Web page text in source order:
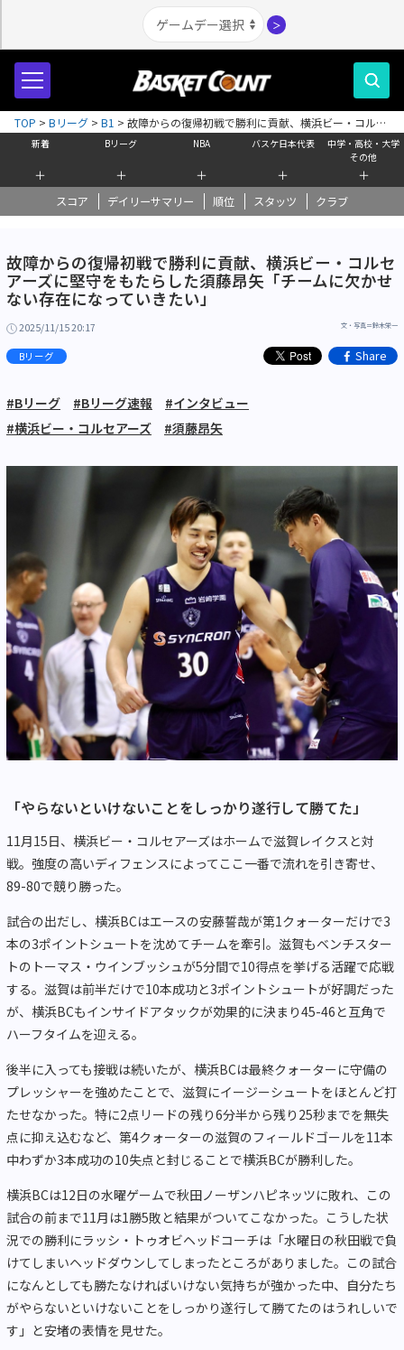
＞
新着
＋
Bリーグ
＋
NBA
＋
バスケ日本代表
＋
中学・高校・大学
その他
＋
スコア デイリーサマリー 順位 スタッツ クラブ
TOP > Bリーグ > B1 > 故障からの復帰初戦で勝利に貢献、横浜ビー・コルセ
アーズに堅守をもたらした須藤昂矢「チームに欠かせない存在になっていき
たい」
故障からの復帰初戦で勝利に貢献、横浜ビー・コルセ
アーズに堅守をもたらした須藤昂矢「チームに欠かせ
ない存在になっていきたい」
2025/11/15 20:17 文・写真＝鈴木栄一
Bリーグ Share
#Bリーグ #Bリーグ速報
#インタビュー
#横浜ビー・コルセアーズ
#須藤昂矢
「やらないといけないことをしっかり遂行して勝てた」
11月15日、横浜ビー・コルセアーズはホームで滋賀レイクスと対
戦。強度の高いディフェンスによってここ一番で流れを引き寄せ、
89-80で競り勝った。
試合の出だし、横浜BCはエースの安藤誓哉が第1クォーターだけで3
本の3ポイントシュートを沈めてチームを牽引。滋賀もベンチスター
トのトーマス・ウインブッシュが5分間で10得点を挙げる活躍で応戦
する。滋賀は前半だけで10本成功と3ポイントシュートが好調だった
が、横浜BCもインサイドアタックが効果的に決まり45-46と互角で
ハーフタイムを迎える。
後半に入っても接戦は続いたが、横浜BCは最終クォーターに守備の
プレッシャーを強めたことで、滋賀にイージーシュートをほとんど打
たせなかった。特に2点リードの残り6分半から残り25秒までを無失
点に抑え込むなど、第4クォーターの滋賀のフィールドゴールを11本
中わずか3本成功の10失点と封じることで横浜BCが勝利した。
横浜BCは12日の水曜ゲームで秋田ノーザンハピネッツに敗れ、この
試合の前まで11月は1勝5敗と結果がついてこなかった。こうした状
況での勝利にラッシ・トゥオビヘッドコーチは「水曜日の秋田戦で負
けてしまいヘッドダウンしてしまったところがありました。この試合
になんとしても勝たなければいけない気持ちが強かった中、自分たち
がやらないといけないことをしっかり遂行して勝てたのはうれしいで
す」と安堵の表情を見せた。